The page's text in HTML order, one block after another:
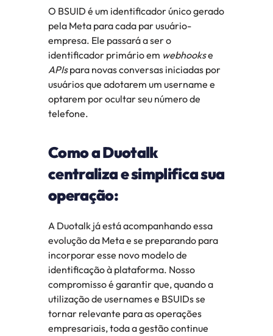
O BSUID é um identificador único gerado
pela Meta para cada par usuário-
empresa. Ele passará a ser o
identificador primário em webhooks
APIs para novas conversas iniciadas por
usuários que adotarem um username e
optarem por ocultar seu número de
telefone.
Como a Duotalk
centraliza e simplifica sua
operação:
A Duotalk já está acompanhando essa
evolução da Meta e se preparando para
incorporar esse novo modelo de
identificação à plataforma. Nosso
compromisso é garantir que, quando a
utilização de usernames e BSUIDs se
tornar relevante para as operações
empresariais, toda a gestão continue